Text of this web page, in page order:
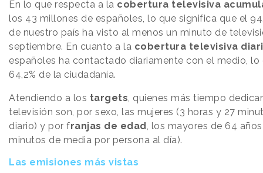
En lo que respecta a la cobertura televisiva
los 43 millones de españoles, lo que significa que el
de nuestro país ha visto al menos un minuto de
septiembre. En cuanto a la cobertura televisiva
españoles ha contactado diariamente con el medio, lo
64,2% de la ciudadanía.
Atendiendo a los targets, quienes más tiempo
televisión son, por sexo, las mujeres (3 horas y 27
diario) y por franjas de edad , los mayores de 64
minutos de media por persona al día).
Las emisiones más vistas